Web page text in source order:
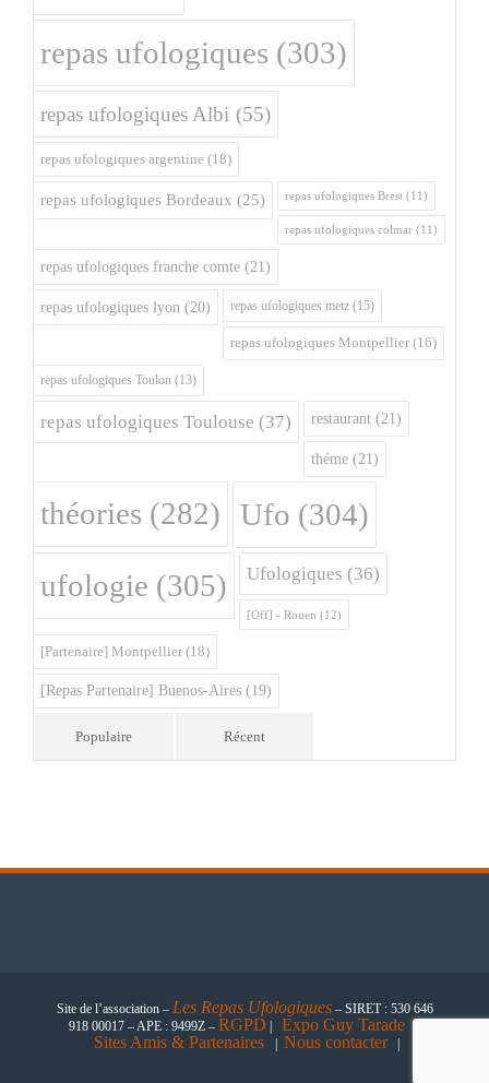
repas ufologiques (303)
repas ufologiques Albi (55)
repas ufologiques argentine (18)
repas ufologiques Bordeaux (25) repas ufologiques Brest (11)
repas ufologiques colmar (11)
repas ufologiques franche comte (21)
repas ufologiques lyon (20) repas ufologiques metz (15)
repas ufologiques Montpellier (16)
repas ufologiques Toulon (13)
repas ufologiques Toulouse (37) restaurant (21)
théme (21)
théories (282) Ufo (304)
ufologie (305) Ufologiques (36)
[Off] - Rouen (12)
[Partenaire] Montpellier (18)
[Repas Partenaire] Buenos-Aires (19)
Populaire Récent
Site de l’association – Les Repas Ufologiques– SIRET : 530 646
918 00017 – APE : 9499Z – RGPD Expo Guy Tarade
Sites Amis & Partenaires Nous contacter|